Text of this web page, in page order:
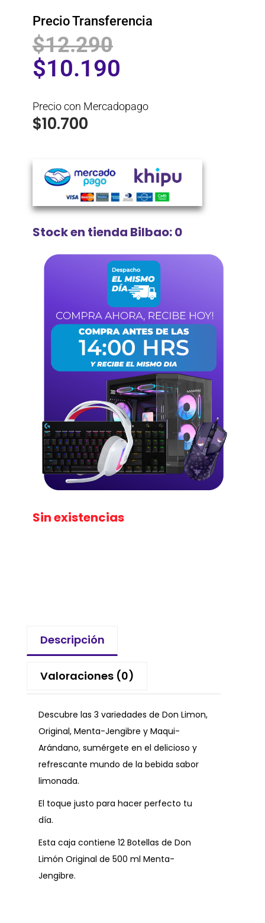
Precio Transferencia
$12.290
$10.190
Precio con Mercadopago
$10.700
Stock en tienda Bilbao: 0
Sin existencias
Descripción
Valoraciones (0)
Descubre las 3 variedades de Don Limon,
Original, Menta-Jengibre y Maqui-
Arándano, sumérgete en el delicioso y
refrescante mundo de la bebida sabor
limonada.
El toque justo para hacer perfecto tu
día.
Esta caja contiene 12 Botellas de Don
Limón Original de 500 ml Menta-
Jengibre.